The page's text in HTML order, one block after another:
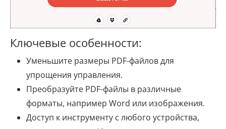
Ключевые особенности:
Уменьшите размеры PDF-файлов для
упрощения управления.
Преобразуйте PDF-файлы в различные
форматы, например Word или изображения.
Доступ к инструменту с любого устройства,